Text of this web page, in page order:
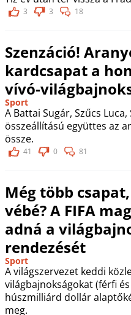
3 3 18
Szenzáció!
kardcsapat a
vívó-
Sport
A Battai Sugár, Szűcs
összeállítású együttes az
össze.
41 0 81
Még több
vébé? A FIFA
adná a
rendezését
Sport
A világszervezet keddi
világbajnokságokat (férfi
húszmilliárd dollár
meg.